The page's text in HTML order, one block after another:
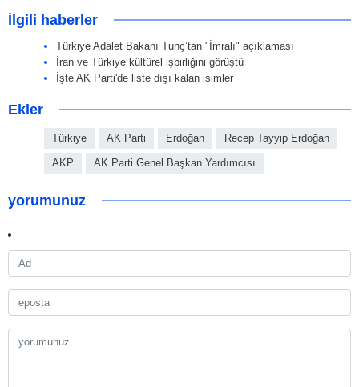
İlgili haberler
Türkiye Adalet Bakanı Tunç’tan "İmralı" açıklaması
İran ve Türkiye kültürel işbirliğini görüştü
İşte AK Parti'de liste dışı kalan isimler
Ekler
Türkiye AK Parti Erdoğan Recep Tayyip Erdoğan
AKP AK Parti Genel Başkan Yardımcısı
yorumunuz